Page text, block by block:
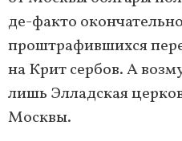
де-факто
проштрафившихся
на Крит сербов. А
лишь Элладская
Москвы.